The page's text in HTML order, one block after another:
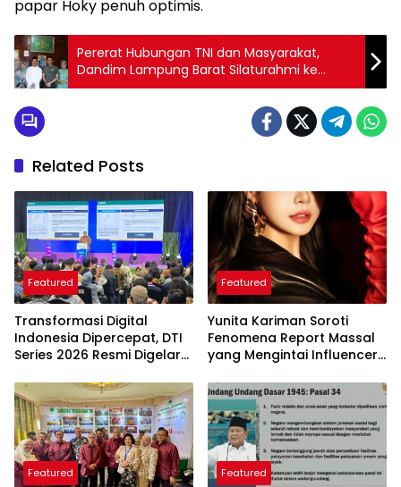
papar Hoky penuh optimis.
Pererat Hubungan TNI dan Masyarakat,
Dandim Lampung Barat Silaturahmi ke
Pesantren
Related Posts
Featured
Transformasi Digital
Indonesia Dipercepat, DTI
Series 2026 Resmi Digelar
Featured
Yunita Kariman Soroti
Fenomena Report Massal
yang Mengintai Influencer,
yang Perlu Diketahui
Featured Featured